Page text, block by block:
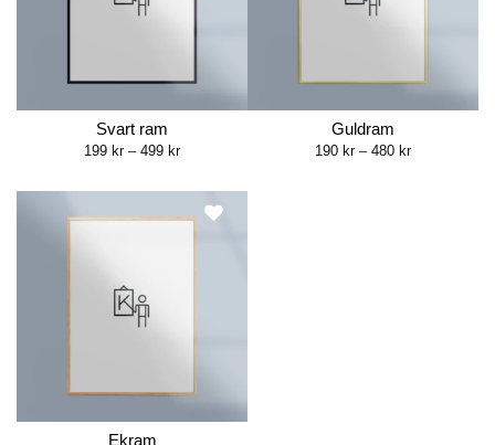
Svart ram
199 kr – 499 krPrice
through
499 kr
Guldram
190 kr – 480 krPrice
Ekram